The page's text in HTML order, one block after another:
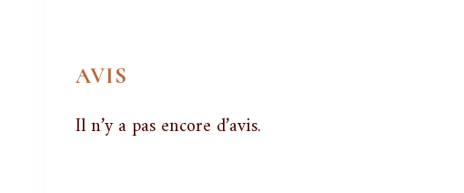
AVIS
Il n’y a pas encore d’avis.